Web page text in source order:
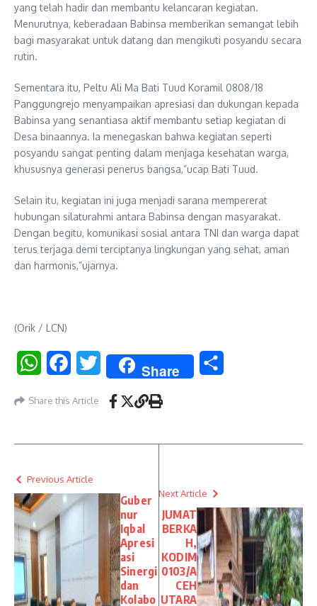
yang telah hadir dan membantu kelancaran kegiatan.
Menurutnya, keberadaan Babinsa memberikan semangat lebih
bagi masyarakat untuk datang dan mengikuti posyandu secara
rutin.
Sementara itu, Peltu Ali Ma Bati Tuud Koramil 0808/18
Panggungrejo menyampaikan apresiasi dan dukungan kepada
Babinsa yang senantiasa aktif membantu setiap kegiatan di
Desa binaannya. Ia menegaskan bahwa kegiatan seperti
posyandu sangat penting dalam menjaga kesehatan warga,
khususnya generasi penerus bangsa,”ucap Bati Tuud.
Selain itu, kegiatan ini juga menjadi sarana mempererat
hubungan silaturahmi antara Babinsa dengan masyarakat.
Dengan begitu, komunikasi sosial antara TNI dan warga dapat
terus terjaga demi terciptanya lingkungan yang sehat, aman
dan harmonis,”ujarnya.
(Orik / LCN)
WhatsAppFacebookTwitter Share
Share this Article
Previous Article
Guber
nur
Iqbal
Apresi
asi
Sinergi
dan
Kolabo
Next Article
JUMAT
BERKA
H,
KODIM
0103/A
CEH
UTARA